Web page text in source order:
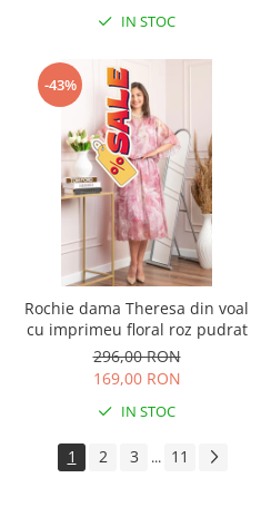
IN STOC
-43%
Rochie dama Theresa din voal
cu imprimeu floral roz pudrat
296,00 RON
169,00 RON
IN STOC
1 2 3 ... 11